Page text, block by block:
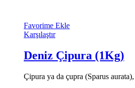
Favorime Ekle
Karşılaştır
Deniz Çipura (1Kg)
Çipura ya da çupra (Sparus